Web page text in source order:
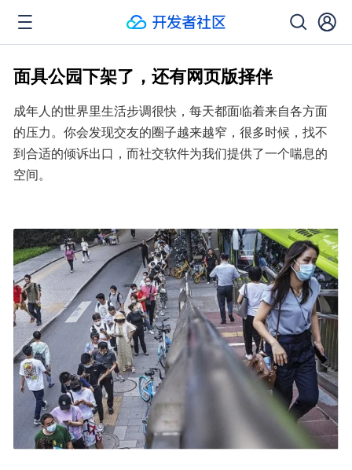
面具公园下架了，还有网页版择伴
成年人的世界里生活步调很快，每天都面临着来自各方面
的压力。你会发现交友的圈子越来越窄，很多时候，找不
到合适的倾诉出口，而社交软件为我们提供了一个喘息的
空间。